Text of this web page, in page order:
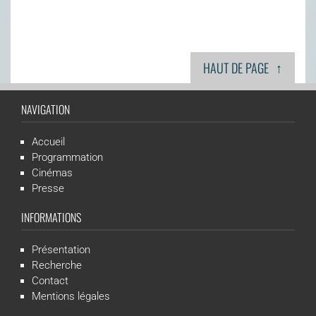
HAUT DE PAGE ↑
NAVIGATION
Accueil
Programmation
Cinémas
Presse
INFORMATIONS
Présentation
Recherche
Contact
Mentions légales